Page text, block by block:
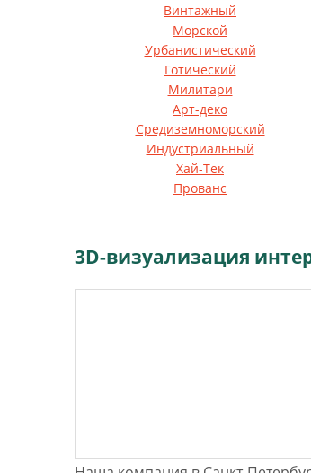
Винтажный
Морской
Урбанистический
Готический
Милитари
Арт-деко
Средиземноморский
Индустриальный
Хай-Тек
Прованс
3D-визуализация